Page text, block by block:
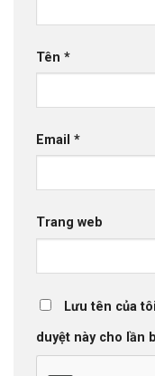
Tên *
Email *
Trang web
Lưu tên của
duyệt này cho lần